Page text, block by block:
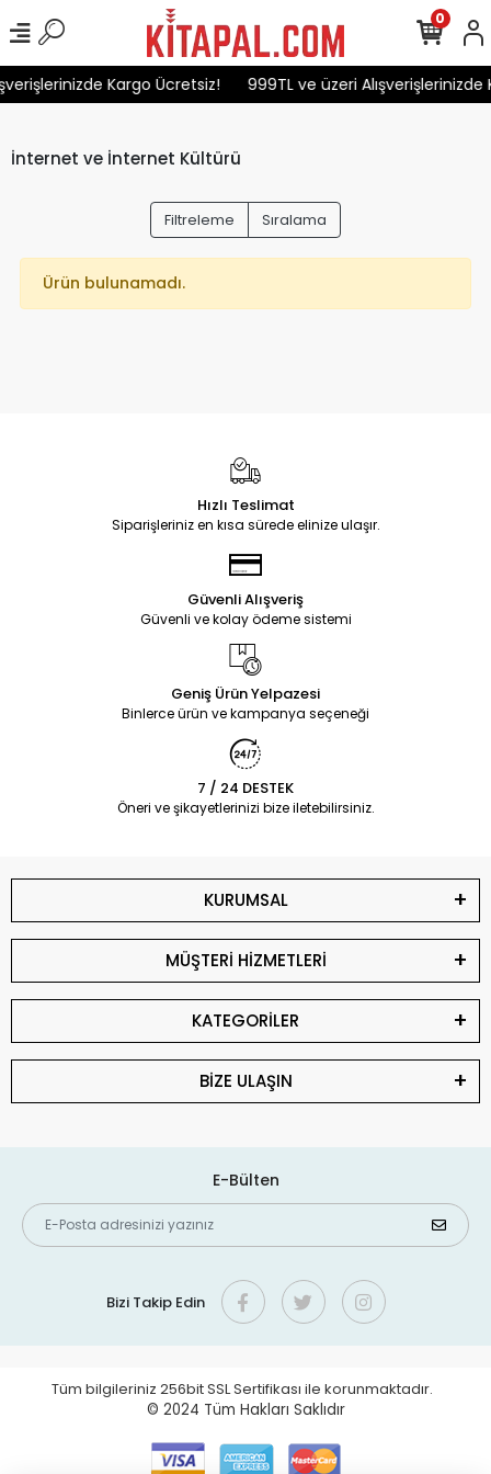
Kargo Ücretsiz! 999TL ve üzeri Alışverişlerinizde
0
İnternet ve İnternet Kültürü
Filtreleme Sıralama
Ürün bulunamadı.
Hızlı Teslimat
Siparişleriniz en kısa sürede elinize ulaşır.
Güvenli Alışveriş
Güvenli ve kolay ödeme sistemi
Geniş Ürün Yelpazesi
Binlerce ürün ve kampanya seçeneği
7 / 24 DESTEK
Öneri ve şikayetlerinizi bize iletebilirsiniz.
KURUMSAL
MÜŞTERİ HİZMETLERİ
KATEGORİLER
BİZE ULAŞIN
E-Bülten
Bizi Takip Edin
Tüm bilgileriniz 256bit SSL Sertifikası ile korunmaktadır.
© 2024 Tüm Hakları Saklıdır